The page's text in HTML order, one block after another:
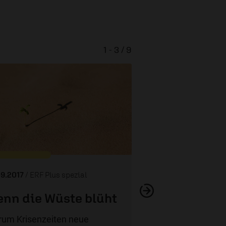
/ ERF Plus spezial
die Wüste blüht
Krisenzeiten neue
1 - 3 / 9